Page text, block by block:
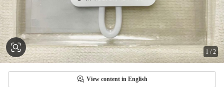
1 /2
View content in English